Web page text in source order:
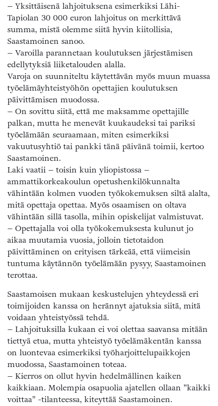
– Yksittäisenä lahjoituksena esimerkiksi Lähi-
Tapiolan 30 000 euron lahjoitus on merkittävä
summa, mistä olemme siitä hyvin kiitollisia,
Saastamoinen sanoo.
– Varoilla parannetaan koulutuksen järjestämisen
edellytyksiä liiketalouden alalla.
Varoja on suunniteltu käytettävän myös muun muassa
työelämäyhteistyöhön opettajien koulutuksen
päivittämisen muodossa.
– On sovittu siitä, että me maksamme opettajille
palkan, mutta he menevät kuukaudeksi tai pariksi
työelämään seuraamaan, miten esimerkiksi
vakuutusyhtiö tai pankki tänä päivänä toimii, kertoo
Saastamoinen.
Laki vaatii – toisin kuin yliopistossa –
ammattikorkeakoulun opetushenkilökunnalta
vähintään kolmen vuoden työkokemuksen siltä alalta,
mitä opettaja opettaa. Myös osaamisen on oltava
vähintään sillä tasolla, mihin opiskelijat valmistuvat.
– Opettajalla voi olla työkokemuksesta kulunut jo
aikaa muutamia vuosia, jolloin tietotaidon
päivittäminen on erityisen tärkeää, että viimeisin
tuntuma käytännön työelämään pysyy, Saastamoinen
terottaa.
Saastamoisen mukaan keskustelujen yhteydessä eri
toimijoiden kanssa on herännyt ajatuksia siitä, mitä
voidaan yhteistyössä tehdä.
– Lahjoituksilla kukaan ei voi olettaa saavansa mitään
tiettyä etua, mutta yhteistyö työelämäkentän kanssa
on luontevaa esimerkiksi työharjoittelupaikkojen
muodossa, Saastamoinen toteaa.
– Kierros on ollut hyvin hedelmällinen kaiken
kaikkiaan. Molempia osapuolia ajatellen ollaan ”kaikki
voittaa” -tilanteessa, kiteyttää Saastamoinen.